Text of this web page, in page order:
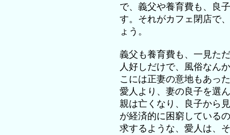
で、義父や養育費も、良
す。それがカフェ閉店で
ょう。
義父も養育費も、一見た
人好しだけで、風俗なん
こには正妻の意地もあっ
愛人より、妻の良子を選
親は亡くなり、良子から
が経済的に困窮している
求するような、愛人は、